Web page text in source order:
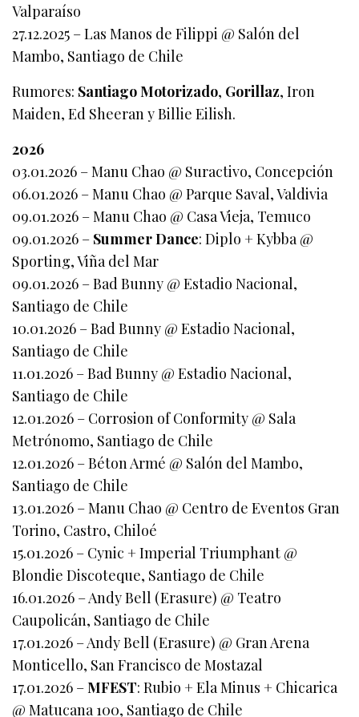
Valparaíso
27.12.2025 – Las Manos de Filippi @ Salón del
Mambo, Santiago de Chile
Rumores: Santiago Motorizado, Gorillaz, Iron
Maiden, Ed Sheeran y Billie Eilish.
2026
03.01.2026 – Manu Chao @ Suractivo, Concepción
06.01.2026 – Manu Chao @ Parque Saval, Valdivia
09.01.2026 – Manu Chao @ Casa Vieja, Temuco
09.01.2026 – Summer Dance: Diplo + Kybba @
Sporting, Viña del Mar
09.01.2026 – Bad Bunny @ Estadio Nacional,
Santiago de Chile
10.01.2026 – Bad Bunny @ Estadio Nacional,
Santiago de Chile
11.01.2026 – Bad Bunny @ Estadio Nacional,
Santiago de Chile
12.01.2026 – Corrosion of Conformity @ Sala
Metrónomo, Santiago de Chile
12.01.2026 – Béton Armé @ Salón del Mambo,
Santiago de Chile
13.01.2026 – Manu Chao @ Centro de Eventos Gran
Torino, Castro, Chiloé
15.01.2026 – Cynic + Imperial Triumphant @
Blondie Discoteque, Santiago de Chile
16.01.2026 – Andy Bell (Erasure) @ Teatro
Caupolicán, Santiago de Chile
17.01.2026 – Andy Bell (Erasure) @ Gran Arena
Monticello, San Francisco de Mostazal
17.01.2026 –MFEST: Rubio + Ela Minus + Chicarica
@ Matucana 100, Santiago de Chile